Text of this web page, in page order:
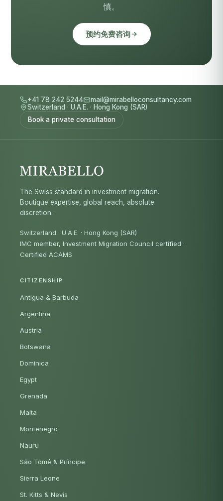
慎。
预约免费咨询
+41 78 242 5244
mail@mirabelloconsultancy.com
Switzerland · U.A.E. · Hong Kong (SAR)
Book a private consultation
The Swiss standard in investment migration.
Boutique expertise, global reach, absolute
discretion.
Switzerland · U.A.E. · Hong Kong (SAR)
IMC member, Investment Migration Council certified ·
Certified ACAMS
CITIZENSHIP
Antigua & Barbuda
Argentina
Austria
Botswana
Dominica
Egypt
Grenada
Malta
Montenegro
Nauru
São Tomé & Príncipe
Sierra Leone
St. Kitts & Nevis